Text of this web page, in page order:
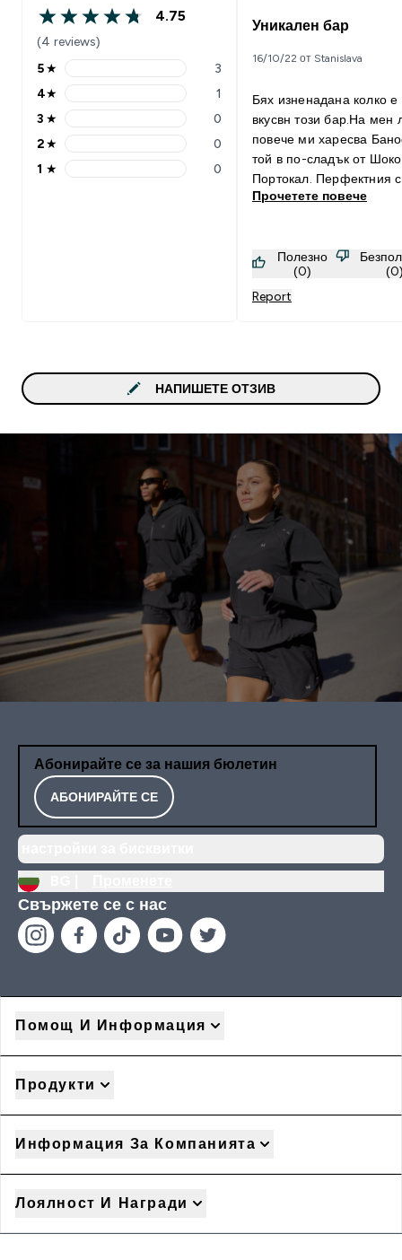
4.75 out of 5 stars
4.75
(4 reviews)
5 stars rating 3 reviews
5★ 3
4 stars rating 1 reviews
4★ 1
3 stars rating 0 reviews
3 ★ 0
2 stars rating 0 reviews
2★ 0
1 stars rating 0 reviews
1 ★ 0
Уникален бар
16/10/22 от Stanislava
Бях изненадана колко е
вкусвн този бар.На мен
повече ми харесва
той в по-сладък от
Портокал. Перфектния
Прочетете повече
Полезно
(0)
Report
НАПИШЕТЕ ОТЗИВ
Абонирайте се за нашия бюлетин
АБОНИРАЙТЕ СЕ
Свържете се с нас
Помощ И Информация
Продукти
Информация За Компанията
Лоялност И Награди